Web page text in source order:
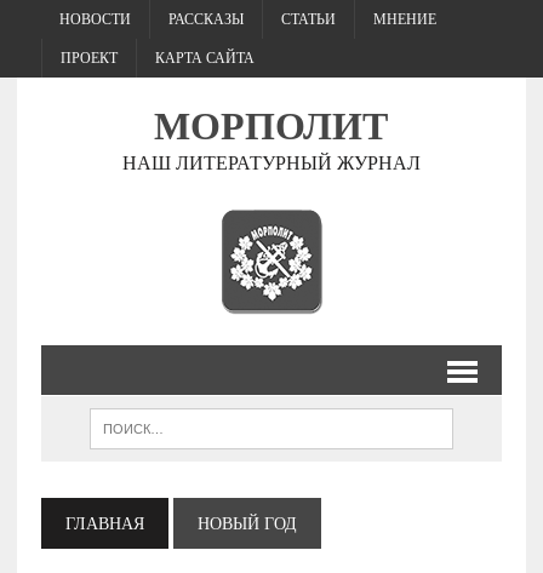
НОВОСТИ РАССКАЗЫ СТАТЬИ МНЕНИЕ
ПРОЕКТ КАРТА САЙТА
МОРПОЛИТ
НАШ ЛИТЕРАТУРНЫЙ ЖУРНАЛ
ГЛАВНАЯ НОВЫЙ ГОД